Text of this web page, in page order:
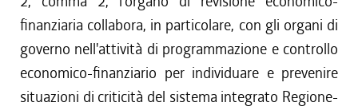
dal 27/04/2017 al 09/08/2017
dal 09/01/2017 al 26/04/2017
dal 15/12/2016 al 08/01/2017
dal 13/08/2016 al 14/12/2016
dal 30/06/2016 al 12/08/2016
finanziaria collabora, in particolare, con gli organi di
governo nell'attività di programmazione e controllo
economico-finanziario per individuare e prevenire
situazioni di criticità del sistema integrato Regione-